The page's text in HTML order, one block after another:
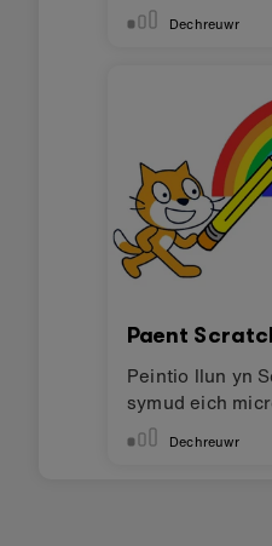
Dechreuwr
Paent
Peintio llun yn
symud eich
Dechreuwr